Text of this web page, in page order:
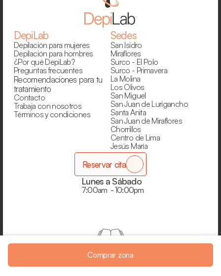
DepiLab
Depilación para mujeres
Depilación para hombres
¿Por qué DepiLab?
Preguntas frecuentes
Recomendaciones para tu
tratamiento
Contacto
Trabaja con nosotros
Términos y condiciones
Sedes
San Isidro
Miraflores
Surco - El Polo
Surco - Primavera
La Molina
Los Olivos
San Miguel
San Juan de Lurigancho
Santa Anita
San Juan de Miraflores
Chorrillos
Centro de Lima
Jesús María
Reservar cita
Lunes a Sábado
7:00am  - 10:00pm
DepiLab® 2025 ©  - Todos los derechos reservados.
Comprar zona